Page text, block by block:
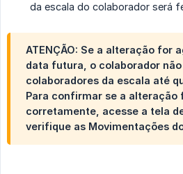
da escala do colaborador será
ATENÇÃO: Se a alteração for
data futura, o colaborador
colaboradores da escala até
Para confirmar se a alteração
corretamente, acesse a tela
verifique as Movimentações